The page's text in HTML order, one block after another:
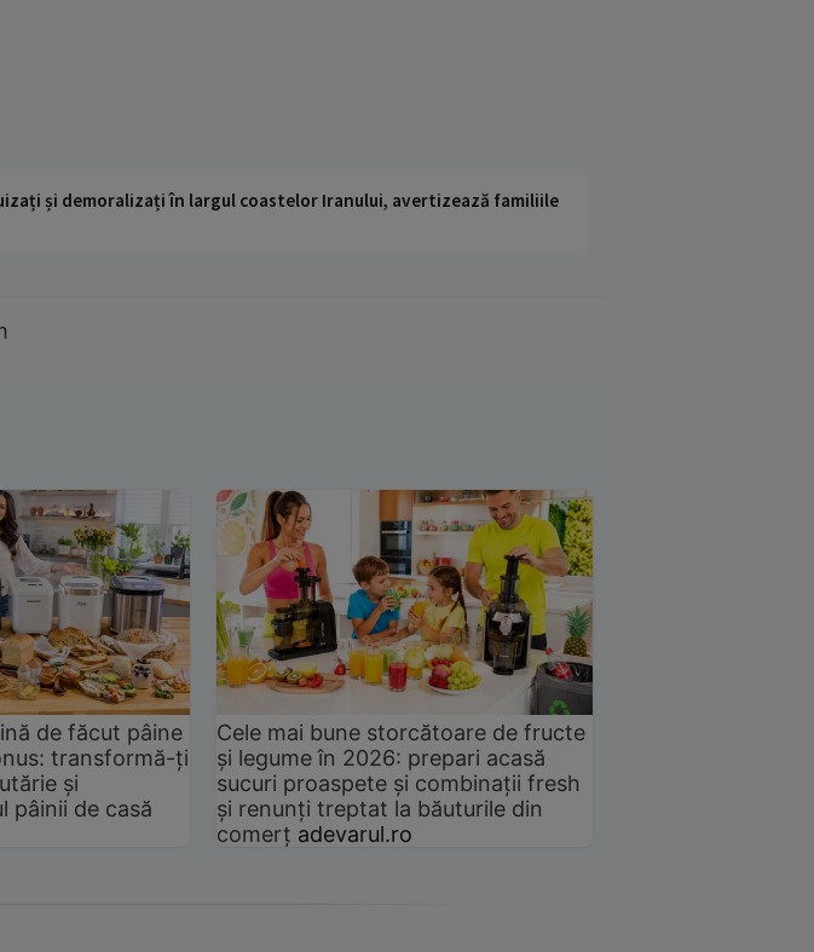
și demoralizați în largul coastelor Iranului, avertizează familiile
de făcut pâine
transformă-ți
și
pâinii de casă
Cele mai bune storcătoare de fructe
și legume în 2026: prepari acasă
sucuri proaspete și combinații fresh
și renunți treptat la băuturile din
comerț adevarul.ro